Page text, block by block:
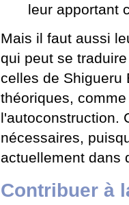
leur apportant
Mais il faut aussi
qui peut se
celles de Shigueru
théoriques,
l'autoconstruction.
nécessaires,
actuellement dans
Contribuer à